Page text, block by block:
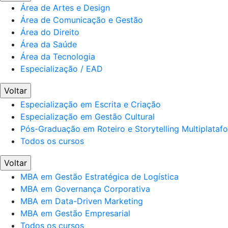
Área de Artes e Design
Área de Comunicação e Gestão
Área do Direito
Área da Saúde
Área da Tecnologia
Especialização / EAD
Voltar
Especialização em Escrita e Criação
Especialização em Gestão Cultural
Pós-Graduação em Roteiro e Storytelling
Todos os cursos
Voltar
MBA em Gestão Estratégica de Logística
MBA em Governança Corporativa
MBA em Data-Driven Marketing
MBA em Gestão Empresarial
Todos os cursos